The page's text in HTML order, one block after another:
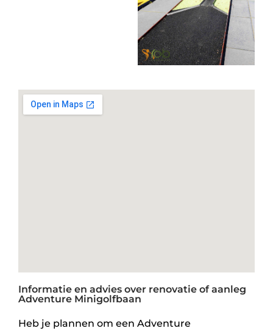
Informatie en advies over renovatie of aanleg
Adventure Minigolfbaan
Heb je plannen om een Adventure